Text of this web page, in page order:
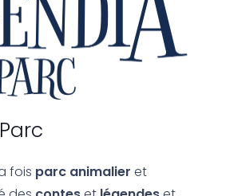
fois parc animalier et